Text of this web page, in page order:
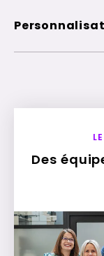
Des